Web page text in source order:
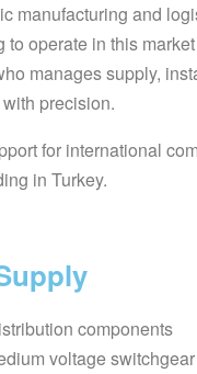
manufacturing and
to operate in this
manages supply,
precision.
for international
in Turkey.
components
voltage switchgear